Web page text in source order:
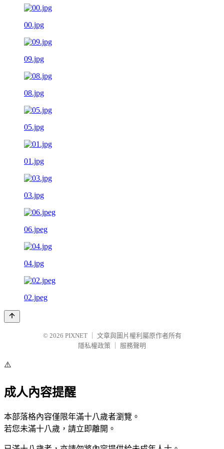
00.jpg
09.jpg
08.jpg
05.jpg
01.jpg
03.jpg
06.jpeg
04.jpg
02.jpeg
© 2026 PIXNET
文章與圖片權利屬原作者所有
隱私權政策
服務聲明
⚠️
成人內容提醒
本部落格內容僅限年滿十八歲者瀏覽。
若您未滿十八歲，請立即離開。